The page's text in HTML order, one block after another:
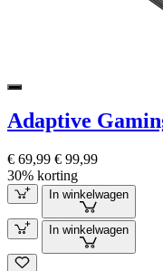
Adaptive
€ 69,99 € 99,99
30% korting
In winkelwagen
In winkelwagen